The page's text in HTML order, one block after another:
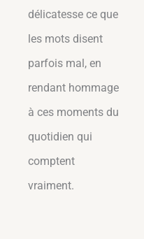
délicatesse ce que
les mots disent
parfois mal, en
rendant hommage
à ces moments du
quotidien qui
comptent
vraiment.